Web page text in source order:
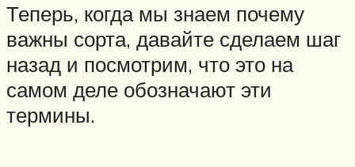
Теперь, когда мы знаем почему
важны сорта, давайте сделаем шаг
назад и посмотрим, что это на
самом деле обозначают эти
термины.